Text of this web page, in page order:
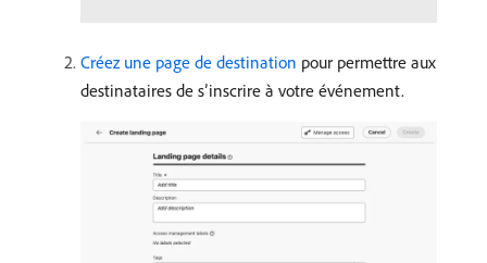
Créez une page de destination pour permettre aux
destinataires de sʼinscrire à votre événement.